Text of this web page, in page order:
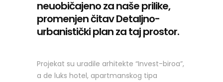
neuobičajeno za naše prilike,
promenjen čitav Detaljno-
urbanistički plan za taj prostor.
Projekat su uradile arhitekte “Invest-biroa”,
a de luks hotel, apartmanskog tipa